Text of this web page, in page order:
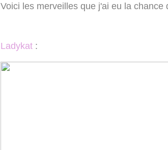
Voici les merveilles que j'ai eu la chance
Ladykat :